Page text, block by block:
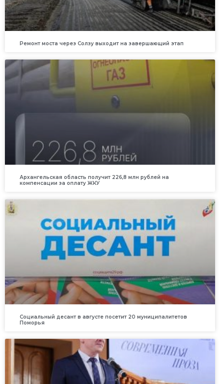
Ремонт моста через Солзу выходит на завершающий этап
Архангельская область получит 226,8 млн рублей на
компенсации за оплату ЖКУ
Социальный десант в августе посетит 20 муниципалитетов
Поморья